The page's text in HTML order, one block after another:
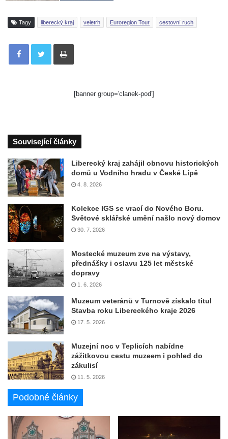
Tagy liberecký kraj veletrh Euroregion Tour cestovní ruch
Tisknout
[banner group='clanek-pod']
Související články
Liberecký kraj zahájil obnovu historických
domů u Vodního hradu v České Lípě
4. 8. 2026
Kolekce IGS se vrací do Nového Boru.
Světové sklářské umění našlo nový domov
30. 7. 2026
Mostecké muzeum zve na výstavy,
přednášky i oslavu 125 let městské
dopravy
1. 6. 2026
Muzeum veteránů v Turnově získalo titul
Stavba roku Libereckého kraje 2026
17. 5. 2026
Muzejní noc v Teplicích nabídne
zážitkovou cestu muzeem i pohled do
zákulisí
11. 5. 2026
Podobné články